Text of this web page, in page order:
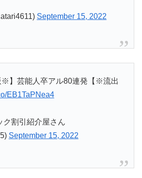
September 15, 2022
※】芸能人卒アル80連発【※流出
EB1TaPNea4
割引紹介屋さん
September 15, 2022